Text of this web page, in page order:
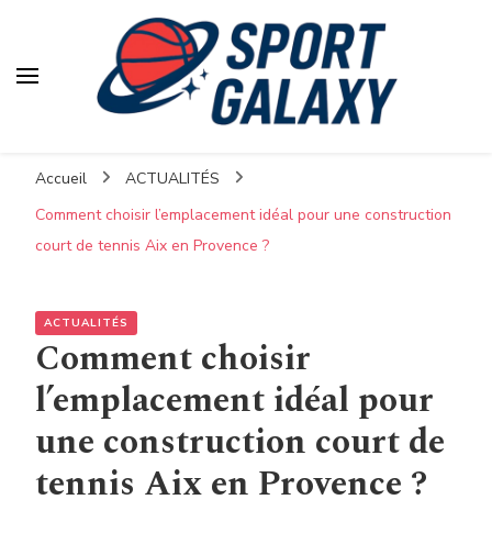
Accueil
ACTUALITÉS
Comment choisir l’emplacement idéal pour une construction
court de tennis Aix en Provence ?
ACTUALITÉS
Comment choisir
l’emplacement idéal pour
une construction court de
tennis Aix en Provence ?